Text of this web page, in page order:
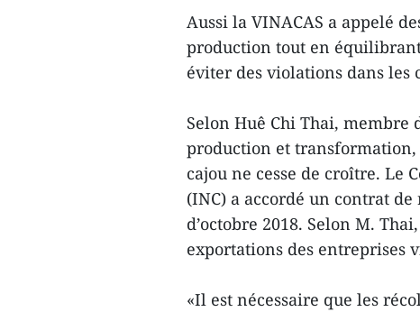
Aussi la VINACAS a appelé
production tout en
éviter des violations dans les
Selon Huê Chi Thai, membre
production et
cajou ne cesse de croître. Le
(INC) a accordé un contrat
d’octobre 2018. Selon M.
exportations des entreprises
«Il est nécessaire que les